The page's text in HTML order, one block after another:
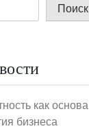
Поиск
как основа
бизнеса